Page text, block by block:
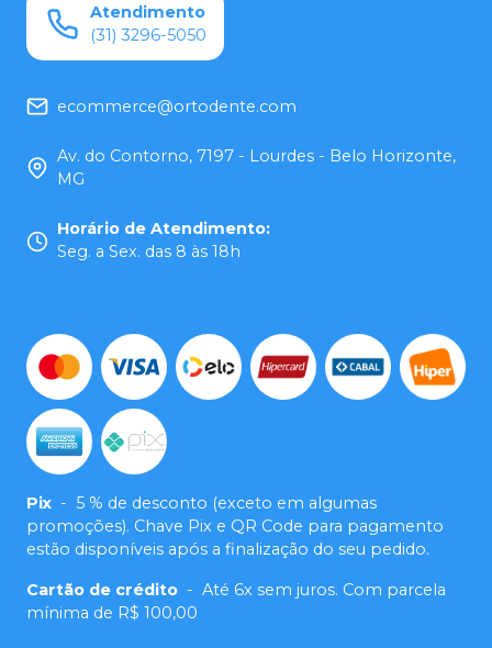
Atendimento
(31) 3296-5050
ecommerce@ortodente.com
Av. do Contorno, 7197 - Lourdes - Belo Horizonte,
MG
Horário de Atendimento:
Seg. a Sex. das 8 às 18h
Pix - 5 % de desconto (exceto em algumas
promoções). Chave Pix e QR Code para pagamento
estão disponíveis após a finalização do seu pedido.
Cartão de crédito - Até 6x sem juros. Com parcela
mínima de R$ 100,00